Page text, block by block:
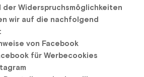
Widerspruchsmöglichkeiten
wir auf die nachfolgend
von Facebook
für Werbecookies